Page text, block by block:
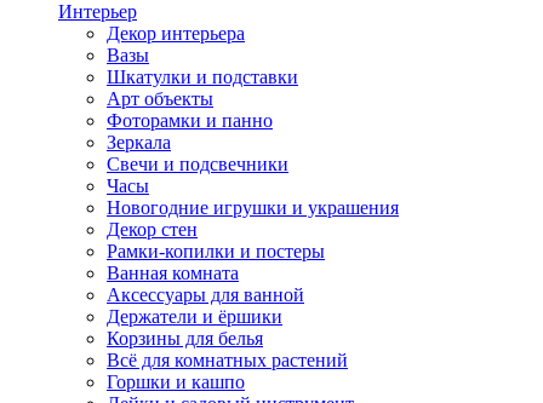
Интерьер
Декор интерьера
Вазы
Шкатулки и подставки
Арт объекты
Фоторамки и панно
Зеркала
Свечи и подсвечники
Часы
Новогодние игрушки и украшения
Декор стен
Рамки-копилки и постеры
Ванная комната
Аксессуары для ванной
Держатели и ёршики
Корзины для белья
Всё для комнатных растений
Горшки и кашпо